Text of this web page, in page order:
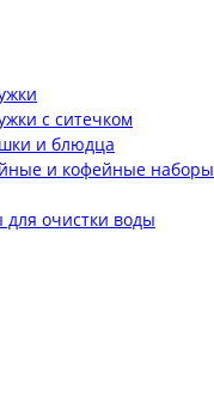
с ситечком
и блюдца
и кофейные наборы
очистки воды